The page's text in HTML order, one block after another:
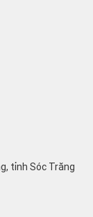
tỉnh Sóc Trăng